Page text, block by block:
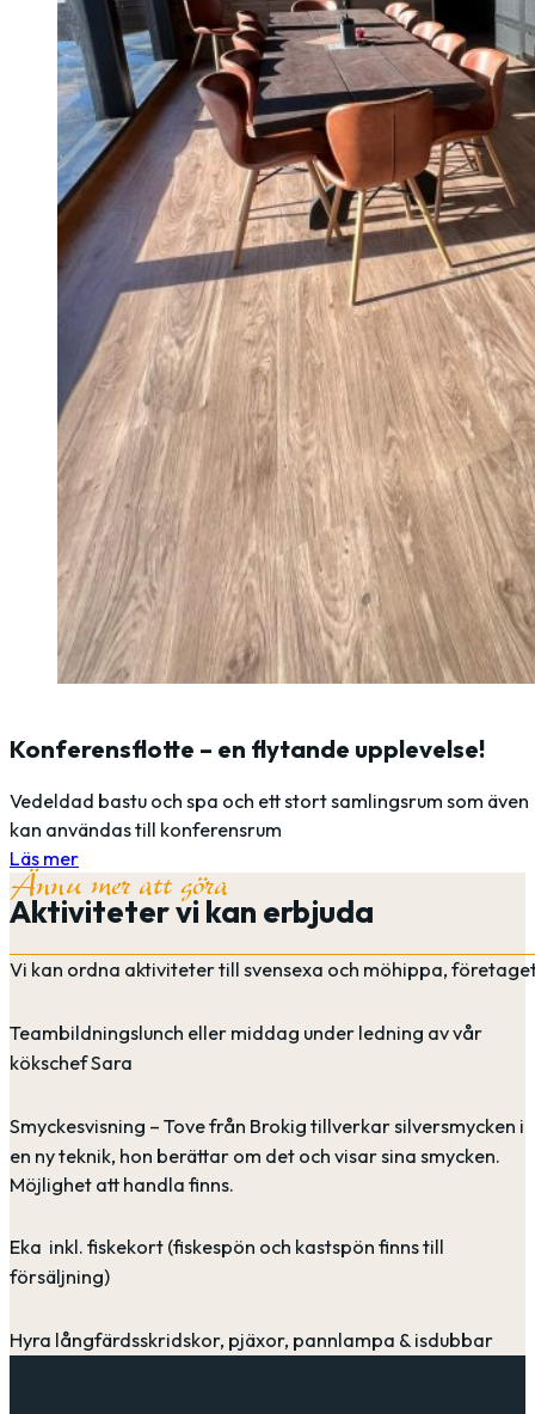
Konferensflotte – en flytande upplevelse!
Vedeldad bastu och spa och ett stort samlingsrum som även
kan användas till konferensrum
Läs mer
Ännu mer att göra
Aktiviteter vi kan erbjuda
Vi kan ordna aktiviteter till svensexa och möhippa,
Teambildningslunch eller middag under ledning av vår
kökschef Sara
Smyckesvisning – Tove från Brokig tillverkar silversmycken i
en ny teknik, hon berättar om det och visar sina smycken.
Möjlighet att handla finns.
Eka inkl. fiskekort (fiskespön och kastspön finns till
försäljning)
Hyra långfärdsskridskor, pjäxor, pannlampa & isdubbar